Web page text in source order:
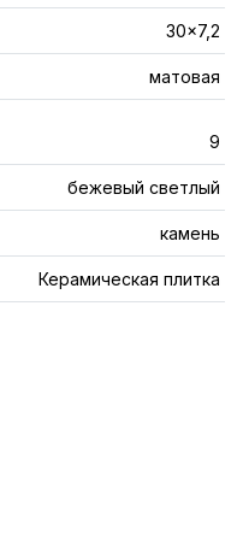
30x7,2
матовая
9
бежевый светлый
камень
Керамическая плитка